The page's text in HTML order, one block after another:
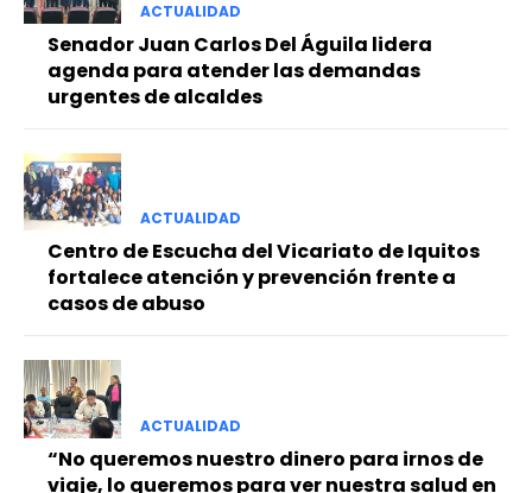
ACTUALIDAD
Senador Juan Carlos Del Águila lidera
agenda para atender las demandas
urgentes de alcaldes
ACTUALIDAD
Centro de Escucha del Vicariato de Iquitos
fortalece atención y prevención frente a
casos de abuso
ACTUALIDAD
“No queremos nuestro dinero para irnos de
viaje, lo queremos para ver nuestra salud en